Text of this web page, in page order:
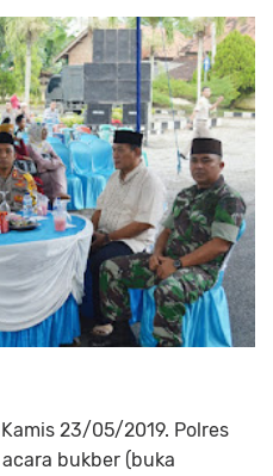
23/05/2019. Polres
bukber (buka